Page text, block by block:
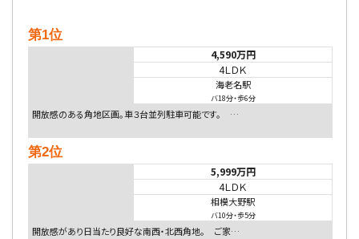
第1位
4,590万円
4ＬＤＫ
海老名駅
バ18分・歩6分
開放感のある角地区画。車３台並列駐車可能です。 …
第2位
5,999万円
4ＬＤＫ
相模大野駅
バ10分・歩5分
開放感があり日当たり良好な南西・北西角地。 ご家…